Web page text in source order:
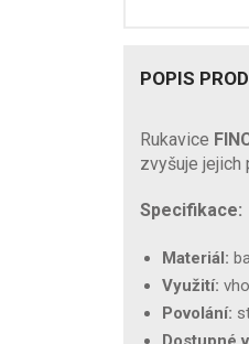
POPIS
Rukavice
zvyšuje jejich
Specifikace:
Materiál:
Využití:
Povolání: